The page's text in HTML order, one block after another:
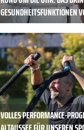
GESUNDHEITSFUNKTIONEN
VOLLES PERFORMANCE-